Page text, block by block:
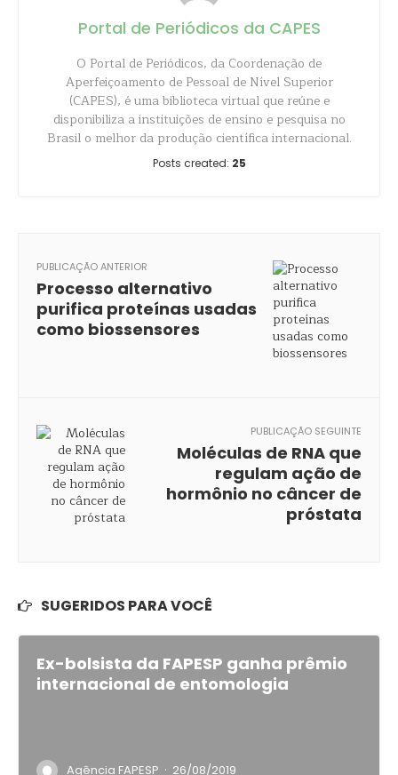
Portal de Periódicos da CAPES
O Portal de Periódicos, da Coordenação de
Aperfeiçoamento de Pessoal de Nível Superior
(CAPES), é uma biblioteca virtual que reúne e
disponibiliza a instituições de ensino e pesquisa no
Brasil o melhor da produção científica internacional.
Posts created: 25
PUBLICAÇÃO ANTERIOR
Processo alternativo
purifica proteínas usadas
como biossensores
PUBLICAÇÃO SEGUINTE
Moléculas de RNA que
regulam ação de
hormônio no câncer de
próstata
SUGERIDOS PARA VOCÊ
Ex-bolsista da FAPESP ganha prêmio
internacional de entomologia
Agência FAPESP · 26/08/2019